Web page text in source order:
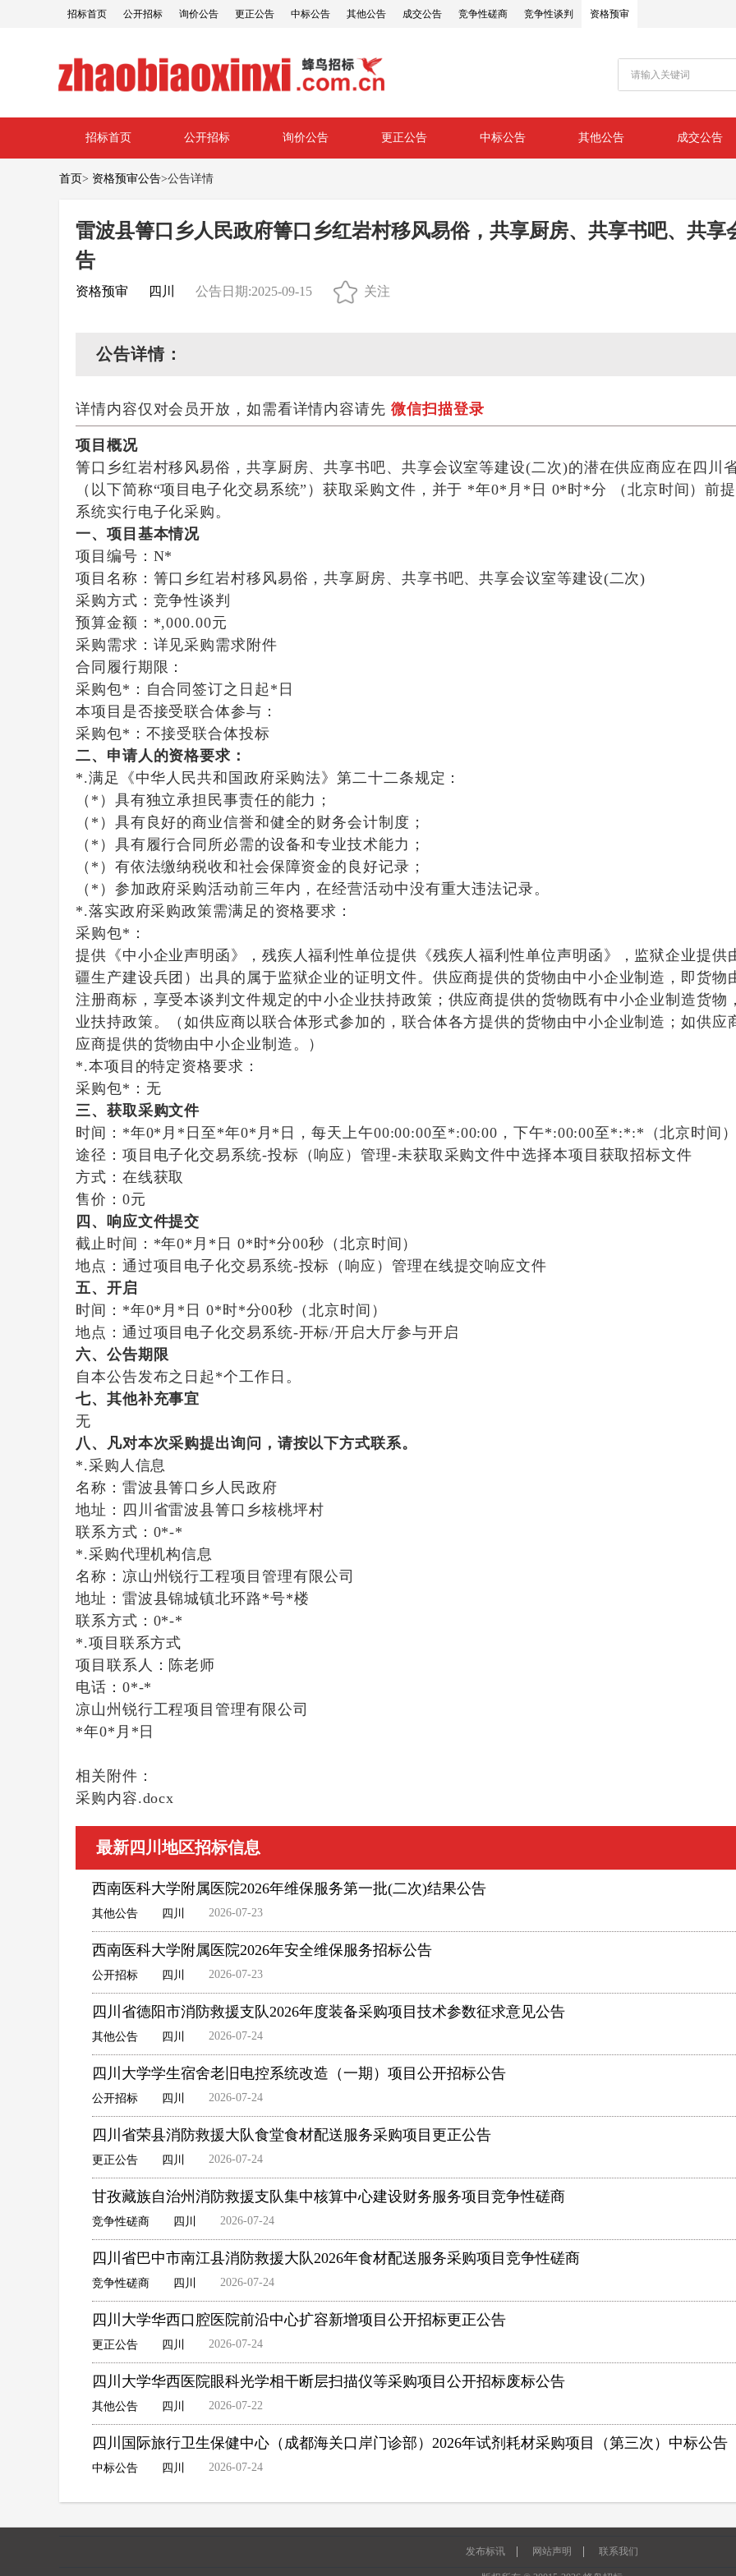
招标首页 公开招标 询价公告 更正公告 中标公告 其他公告 成交公告 竞争性磋商 竞争性谈判 资格预审
招标首页 公开招标 询价公告 更正公告 中标公告 其他公告 成交公告
首页> 资格预审公告>公告详情
雷波县箐口乡人民政府箐口乡红岩村移风易俗，共享厨房、共享书吧、共
告
资格预审 四川 公告日期:2025-09-15 关注
公告详情：
详情内容仅对会员开放，如需看详情内容请先 微信扫描登录
项目概况
箐口乡红岩村移风易俗，共享厨房、共享书吧、共享会议室等建设(二次)的潜在供应商应在四川
（以下简称“项目电子化交易系统”）获取采购文件，并于 *年0*月*日 0*时*分
（北京时间）前
系统实行电子化采购。
一、项目基本情况
项目编号：N*
项目名称：箐口乡红岩村移风易俗，共享厨房、共享书吧、共享会议室等建设(二次)
采购方式：竞争性谈判
预算金额：*,000.00元
采购需求：详见采购需求附件
合同履行期限：
采购包*：自合同签订之日起*日
本项目是否接受联合体参与：
采购包*：不接受联合体投标
二、申请人的资格要求：
*.满足《中华人民共和国政府采购法》第二十二条规定：
（*）具有独立承担民事责任的能力；
（*）具有良好的商业信誉和健全的财务会计制度；
（*）具有履行合同所必需的设备和专业技术能力；
（*）有依法缴纳税收和社会保障资金的良好记录；
（*）参加政府采购活动前三年内，在经营活动中没有重大违法记录。
*.落实政府采购政策需满足的资格要求：
采购包*：
提供《中小企业声明函》，残疾人福利性单位提供《残疾人福利性单位声明函》，监狱企业提
疆生产建设兵团）出具的属于监狱企业的证明文件。供应商提供的货物由中小企业制造，即货
注册商标，享受本谈判文件规定的中小企业扶持政策；供应商提供的货物既有中小企业制造货
业扶持政策。（如供应商以联合体形式参加的，联合体各方提供的货物由中小企业制造；如供
应商提供的货物由中小企业制造。）
*.本项目的特定资格要求：
采购包*：无
三、获取采购文件
时间： *年0*月*日 至*年0*月*日 ，每天上午00:00:00至*:00:00 ，下午*:00:00至*:*:* （北京时间
途径： 项目电子化交易系统-投标（响应）管理-未获取采购文件中选择本项目获取招标文件
方式： 在线获取
售价： 0元
四、响应文件提交
截止时间： *年0*月*日 0*时*分00秒 （北京时间）
地点： 通过项目电子化交易系统-投标（响应）管理在线提交响应文件
五、开启
时间： *年0*月*日 0*时*分00秒 （北京时间）
地点： 通过项目电子化交易系统-开标/开启大厅参与开启
六、公告期限
自本公告发布之日起 *个工作日。
七、其他补充事宜
无
八、凡对本次采购提出询问，请按以下方式联系。
*.采购人信息
名称： 雷波县箐口乡人民政府
地址： 四川省雷波县箐口乡核桃坪村
联系方式： 0*-*
*.采购代理机构信息
名称： 凉山州锐行工程项目管理有限公司
地址： 雷波县锦城镇北环路*号*楼
联系方式： 0*-*
*.项目联系方式
项目联系人： 陈老师
电话： 0*-*
凉山州锐行工程项目管理有限公司
*年0*月*日
相关附件：
采购内容.docx
最新四川地区招标信息
西南医科大学附属医院2026年维保服务第一批(二次)结果公告
其他公告 四川 2026-07-23
西南医科大学附属医院2026年安全维保服务招标公告
公开招标 四川 2026-07-23
四川省德阳市消防救援支队2026年度装备采购项目技术参数征求意见公告
其他公告 四川 2026-07-24
四川大学学生宿舍老旧电控系统改造（一期）项目公开招标公告
公开招标 四川 2026-07-24
四川省荣县消防救援大队食堂食材配送服务采购项目更正公告
更正公告 四川 2026-07-24
甘孜藏族自治州消防救援支队集中核算中心建设财务服务项目竞争性磋商
竞争性磋商 四川 2026-07-24
四川省巴中市南江县消防救援大队2026年食材配送服务采购项目竞争性磋商
竞争性磋商 四川 2026-07-24
四川大学华西口腔医院前沿中心扩容新增项目公开招标更正公告
更正公告 四川 2026-07-24
四川大学华西医院眼科光学相干断层扫描仪等采购项目公开招标废标公告
其他公告 四川 2026-07-22
四川国际旅行卫生保健中心（成都海关口岸门诊部）2026年试剂耗材采购项目（第三次）中标公告
中标公告 四川 2026-07-24
发布标讯 网站声明 联系我们